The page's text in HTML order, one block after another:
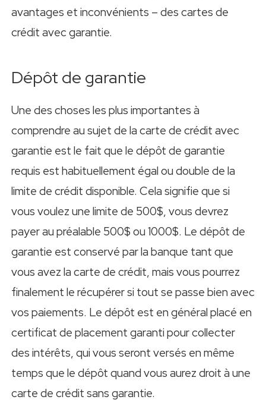
avantages et inconvénients – des cartes de
crédit avec garantie.
Dépôt de garantie
Une des choses les plus importantes à
comprendre au sujet de la carte de crédit avec
garantie est le fait que le dépôt de garantie
requis est habituellement égal ou double de la
limite de crédit disponible. Cela signifie que si
vous voulez une limite de 500$, vous devrez
payer au préalable 500$ ou 1000$. Le dépôt de
garantie est conservé par la banque tant que
vous avez la carte de crédit, mais vous pourrez
finalement le récupérer si tout se passe bien avec
vos paiements. Le dépôt est en général placé en
certificat de placement garanti pour collecter
des intérêts, qui vous seront versés en même
temps que le dépôt quand vous aurez droit à une
carte de crédit sans garantie.